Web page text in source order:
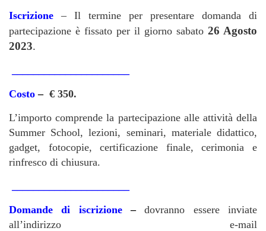
Iscrizione – Il termine per presentare domanda di
partecipazione è fissato per il giorno sabato 26 Agosto
2023.
Costo– € 350.
L’importo comprende la partecipazione alle attività della
Summer School, lezioni, seminari, materiale didattico,
gadget, fotocopie, certificazione finale, cerimonia e
rinfresco di chiusura.
Domande di iscrizione
–dovranno essere inviate
all’indirizzo e-mail